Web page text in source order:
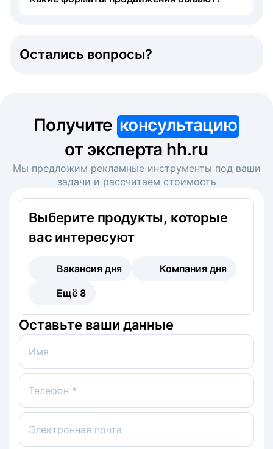
Остались вопросы?
Получите консультацию
от эксперта hh.ru
Мы предложим рекламные инструменты под ваши
задачи и рассчитаем стоимость
Выберите продукты, которые
вас интересуют
Вакансия дня
Компания дня
Ещё 8
Оставьте ваши данные
Имя
Телефон *
Электронная почта